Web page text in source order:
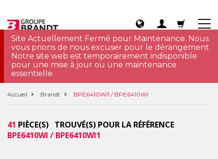
Site Actuellement Fermé pour Maintenance. Nous
vous prions de nous excuser pour le dérangement.
Notre site web est temporairement indisponible
pour une mise à jour ou une maintenance
essentielle.
Accueil Brandt BPE6410WI1 / BPE6410WI
41 PIÈCE(S) TROUVÉ(S) POUR LA RÉFÉRENCE
BPE6410WI / BPE6410WI1